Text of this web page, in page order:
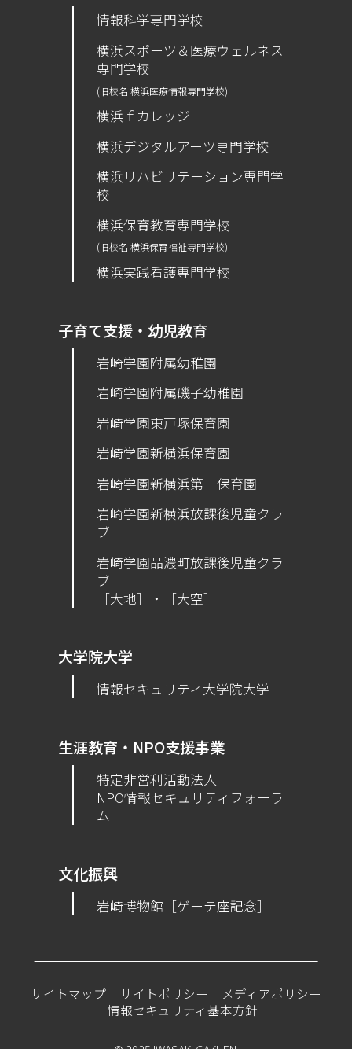
情報科学専門学校
横浜スポーツ＆医療ウェルネス
専門学校
(旧校名 横浜医療情報専門学校)
横浜ｆカレッジ
横浜デジタルアーツ専門学校
横浜リハビリテーション専門学
校
横浜保育教育専門学校
(旧校名 横浜保育福祉専門学校)
横浜実践看護専門学校
子育て支援・幼児教育
岩崎学園附属幼稚園
岩崎学園附属磯子幼稚園
岩崎学園東戸塚保育園
岩崎学園新横浜保育園
​岩崎学園新横浜第二保育園
岩崎学園新横浜放課後児童クラ
ブ
岩崎学園品濃町放課後児童クラ
ブ
［大地］・［大空］
大学院大学
情報セキュリティ大学院大学
生涯教育・NPO支援事業
特定非営利活動法人
NPO情報セキュリティフォーラ
ム
文化振興
岩崎博物館［ゲーテ座記念］
サイトマップ サイトポリシー
メディアポリシー
情報セキュリティ基本方針